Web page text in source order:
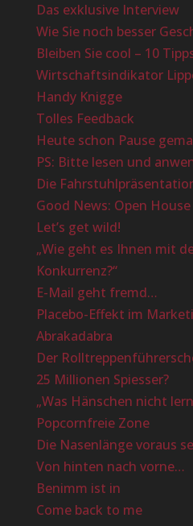
Das exklusive Interview
Wie Sie noch besser
Bleiben Sie cool – 10
Wirtschaftsindikator
Handy Knigge
Tolles Feedback
Heute schon Pause
PS: Bitte lesen und
Die
Good News: Open
Let’s get wild!
„Wie geht es Ihnen mit
Konkurrenz?“
E-Mail geht fremd…
Placebo-Effekt im
Abrakadabra
Der
25 Millionen Spiesser?
„Was Hänschen nicht
Popcornfreie Zone
Die Nasenlänge voraus
Von hinten nach vorne…
Benimm ist in
Come back to me